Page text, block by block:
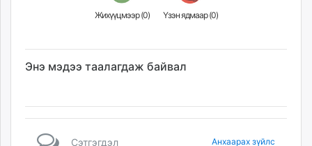
Жихүүцмээр (0) Үзэн ядмаар (0)
Энэ мэдээ таалагдаж байвал
Сэтгэгдэл Анхаарах зүйлс